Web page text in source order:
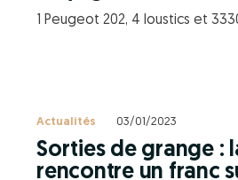
1 Peugeot 202, 4 loustics et
Actualités 03/01/2023
Sorties de grange :
rencontre un franc